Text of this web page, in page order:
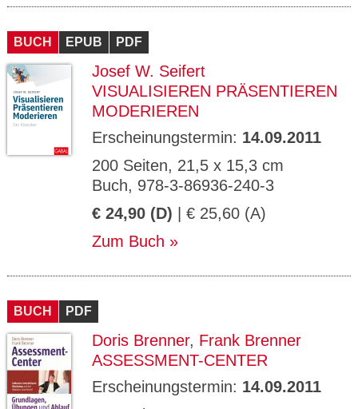
BUCH EPUB PDF
Josef W. Seifert
VISUALISIEREN PRÄSENTIEREN
MODERIEREN
Erscheinungstermin: 14.09.2011
200 Seiten, 21,5 x 15,3 cm
Buch, 978-3-86936-240-3
€ 24,90 (D) | € 25,60 (A)
Zum Buch
BUCH PDF
Doris Brenner, Frank Brenner
ASSESSMENT-CENTER
Erscheinungstermin: 14.09.2011